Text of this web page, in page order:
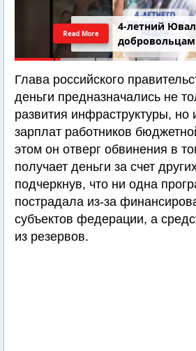
4-летний
Read More
Глава российского
деньги предназначались не
развития инфраструктуры,
зарплат работников
этом он отверг обвинения в
получает деньги за счет
подчеркнув, что ни одна
пострадала из-за
субъектов федерации, а
из резервов.